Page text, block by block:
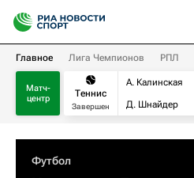
Главное Лига Чемпионов РПЛ
Матч-
центр
Теннис
Завершен
А. Калинская
Д. Шнайдер
Футбол